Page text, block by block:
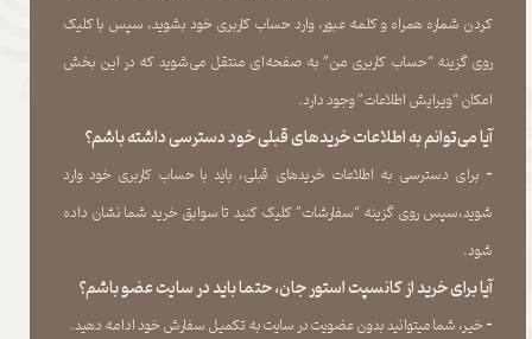
کردن شماره همراه و کلمه عبور، وارد حساب کاربری خود بشوید، سپس با کلیک
روی گزینه “حساب کاربری من” به صفحه‏‌ای منتقل می‏‌شوید که در این بخش
امکان “ویرایش اطلاعات” وجود دارد.​​​​​​​
آیا می‌‏توانم به اطلاعات خریدهای قبلی خود دسترسی داشته باشم؟
​​​​​​​- برای دسترسی به اطلاعات خریدهای قبلی، باید با حساب کاربری خود وارد
شوید،سپس روی گزینه “سفارشات” کلیک کنید تا سوابق خرید شما نشان داده
‏شود.​​​​​​​
آیا برای خرید از کانسپت استور جان، حتما باید در سایت عضو باشم؟
​​​​​​​- خیر، شما میتوانید بدون عضویت در سایت به تکمیل سفارش خود ادامه دهید.​​​​​​​